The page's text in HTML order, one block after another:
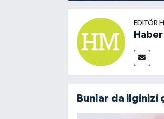
EDITÖR
Bunlar da ilginizi